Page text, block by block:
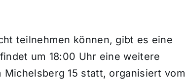
teilnehmen können, gibt es eine
um 18:00 Uhr eine weitere
15 statt, organisiert vom